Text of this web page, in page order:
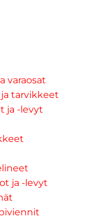
varaosat
tarvikkeet
ja -levyt
ja -levyt